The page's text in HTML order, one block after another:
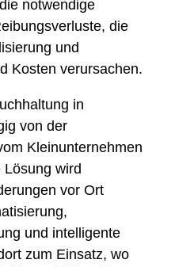
notwendige
die
und
Kosten verursachen.
in
von der
Kleinunternehmen
wird
vor Ort
und intelligente
zum Einsatz, wo